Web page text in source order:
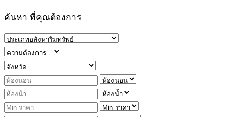
ค้นหา ที่คุณต้องการ